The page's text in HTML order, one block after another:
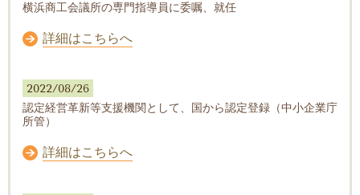
横浜商工会議所の専門指導員に委嘱、就任
詳細はこちらへ
2022/08/26
認定経営革新等支援機関として、国から認定登録（中小企業庁
所管）
詳細はこちらへ